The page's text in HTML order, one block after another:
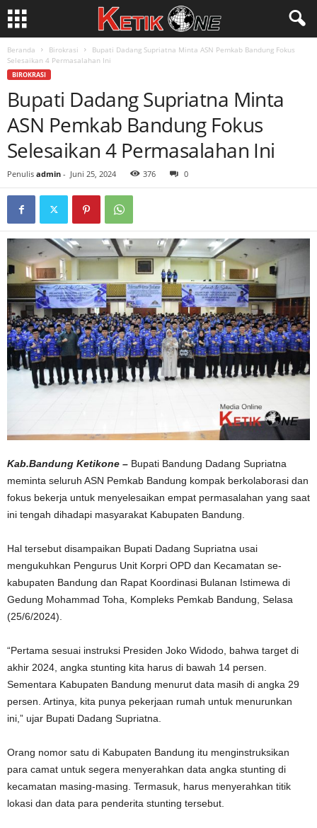
Beranda Birokrasi
Bupati Dadang Supriatna Minta ASN Pemkab Bandung Fokus
Selesaikan 4 Permasalahan Ini
BIROKRASI
Bupati Dadang Supriatna Minta
ASN Pemkab Bandung Fokus
Selesaikan 4 Permasalahan Ini
Penulis admin - Juni 25, 2024 376 0
Kab.Bandung Ketikone – Bupati Bandung Dadang Supriatna
meminta seluruh ASN Pemkab Bandung kompak berkolaborasi dan
fokus bekerja untuk menyelesaikan empat permasalahan yang saat
ini tengah dihadapi masyarakat Kabupaten Bandung.
Hal tersebut disampaikan Bupati Dadang Supriatna usai
mengukuhkan Pengurus Unit Korpri OPD dan Kecamatan se-
kabupaten Bandung dan Rapat Koordinasi Bulanan Istimewa di
Gedung Mohammad Toha, Kompleks Pemkab Bandung, Selasa
(25/6/2024).
“Pertama sesuai instruksi Presiden Joko Widodo, bahwa target di
akhir 2024, angka stunting kita harus di bawah 14 persen.
Sementara Kabupaten Bandung menurut data masih di angka 29
persen. Artinya, kita punya pekerjaan rumah untuk menurunkan
ini,” ujar Bupati Dadang Supriatna.
Orang nomor satu di Kabupaten Bandung itu menginstruksikan
para camat untuk segera menyerahkan data angka stunting di
kecamatan masing-masing. Termasuk, harus menyerahkan titik
lokasi dan data para penderita stunting tersebut.